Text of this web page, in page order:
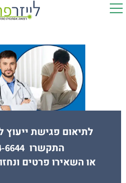
לתיאום פגישת ייעוץ
התקשרו6644
או השאירו פרטים